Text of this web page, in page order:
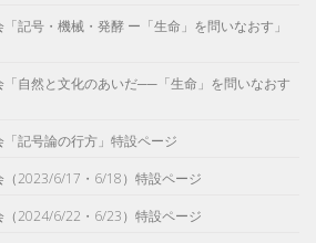
記号・機械・発酵 ー「生命」を問いなおす」
「自然と文化のあいだ──「生命」を問いなおす
記号論の行方」特設ページ
（2023/6/17・6/18）特設ページ
（2024/6/22・6/23）特設ページ